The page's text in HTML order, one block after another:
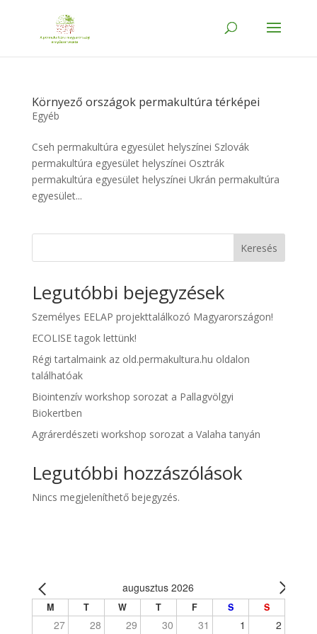
Környező országok permakultúra térképei
Egyéb
Cseh permakultúra egyesület helyszínei Szlovák
permakultúra egyesület helyszínei Osztrák
permakultúra egyesület helyszínei Ukrán permakultúra
egyesület...
Keresés
Legutóbbi bejegyzések
Személyes EELAP projekttalálkozó Magyarországon!
ECOLISE tagok lettünk!
Régi tartalmaink az old.permakultura.hu oldalon
találhatóak
Biointenzív workshop sorozat a Pallagvölgyi
Biokertben
Agrárerdészeti workshop sorozat a Valaha tanyán
Legutóbbi hozzászólások
Nincs megjeleníthető bejegyzés.
augusztus 2026
M T W T F S S
27 28 29 30 31 1 2